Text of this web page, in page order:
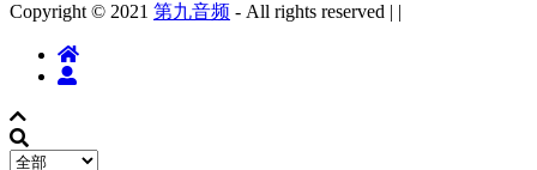
Copyright © 2021 第九音频 - All rights reserved | |